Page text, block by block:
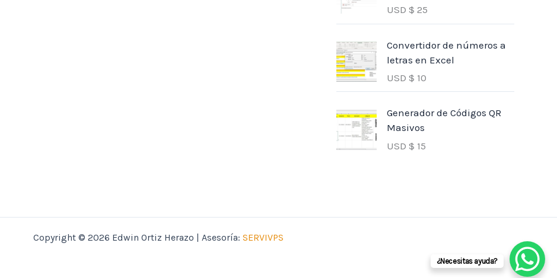
USD $ 25
Convertidor de números a
letras en Excel
USD $ 10
Generador de Códigos QR
Masivos
USD $ 15
Copyright © 2026 Edwin Ortiz Herazo | Asesoría: SERVIVPS
¿Necesitas ayuda?